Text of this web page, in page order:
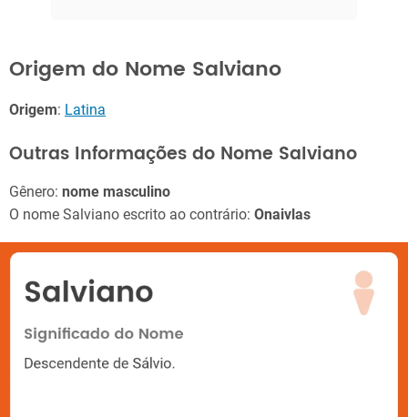
Origem do Nome Salviano
Origem: Latina
Outras Informações do Nome Salviano
Gênero: nome masculino
O nome Salviano escrito ao contrário: Onaivlas